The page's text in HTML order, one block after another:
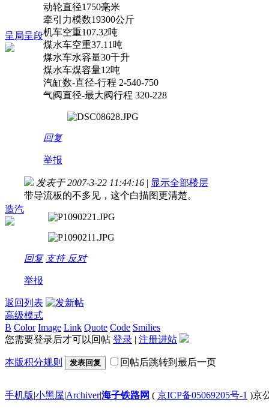
呈局呈段
动轮直径1750毫米
牵引力模数19300公斤
机车空重107.32吨
煤水车空重37.11吨
煤水车水容量30千升
煤水车煤容量12吨
汽缸数-直径-行程 2-540-750
气阀直径-最大阀行程 320-228
回复
举报
造汽
发表于 2007-3-22 11:44:16 | 显示全部楼层
带导流板的不多见，这个白描图更清楚。
回复 支持 反对
举报
返回列表
高级模式
B Color Image Link Quote Code Smilies
您需要登录后才可以回帖 登录 | 注册进站
本版积分规则 发表回复 回帖后跳转到最后一页
手机版|小黑屋|Archiver|海子铁路网 ( 京ICP备05069205号-1 )京